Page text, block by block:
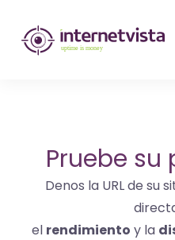
Monitorización
de
del
sitio
web
Pruebe
Denos la URL de su
el rendimiento y la